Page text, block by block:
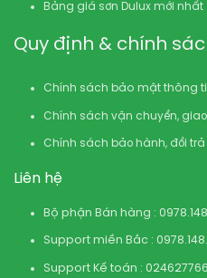
Bảng giá sơn Dulux mới nhất
Quy định & chính
Chính sách bảo mật thông
Chính sách vận chuyển,
Chính sách bảo hành, đổi trả
Liên hệ
Bộ phận Bán hàng :
Support miền Bắc :
Support Kế toán :